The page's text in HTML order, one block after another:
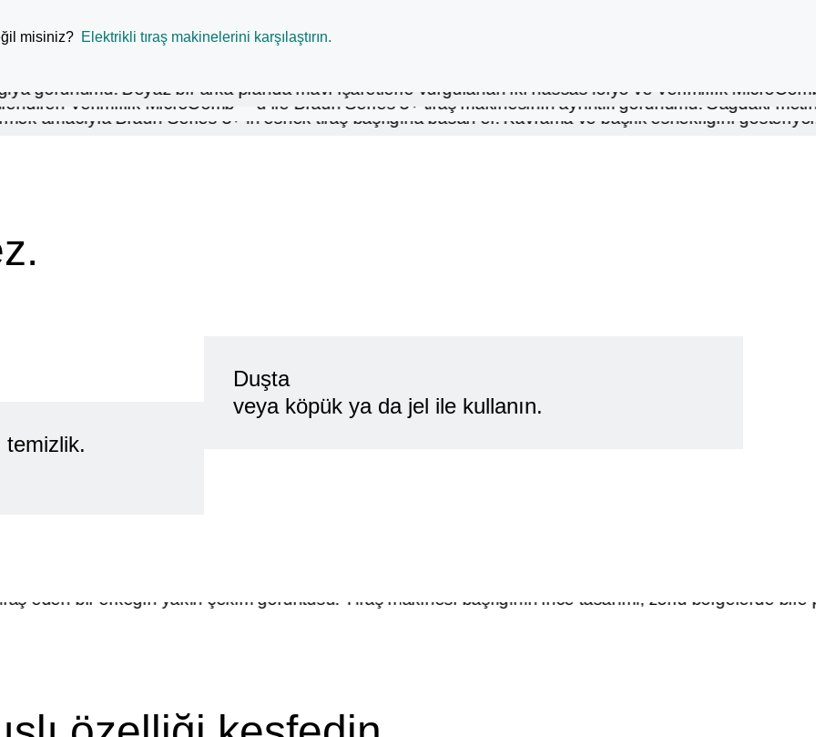
misiniz? Elektrikli tıraş makinelerini karşılaştırın.
Verimlilik
temizlik.
Duşta
veya köpük ya da jel ile kullanın.